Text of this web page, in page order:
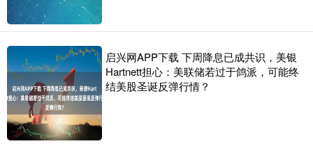
启兴网APP下载 下周降息已成共识，美银
Hartnett担心：美联储若过于鸽派，可能终
结美股圣诞反弹行情？